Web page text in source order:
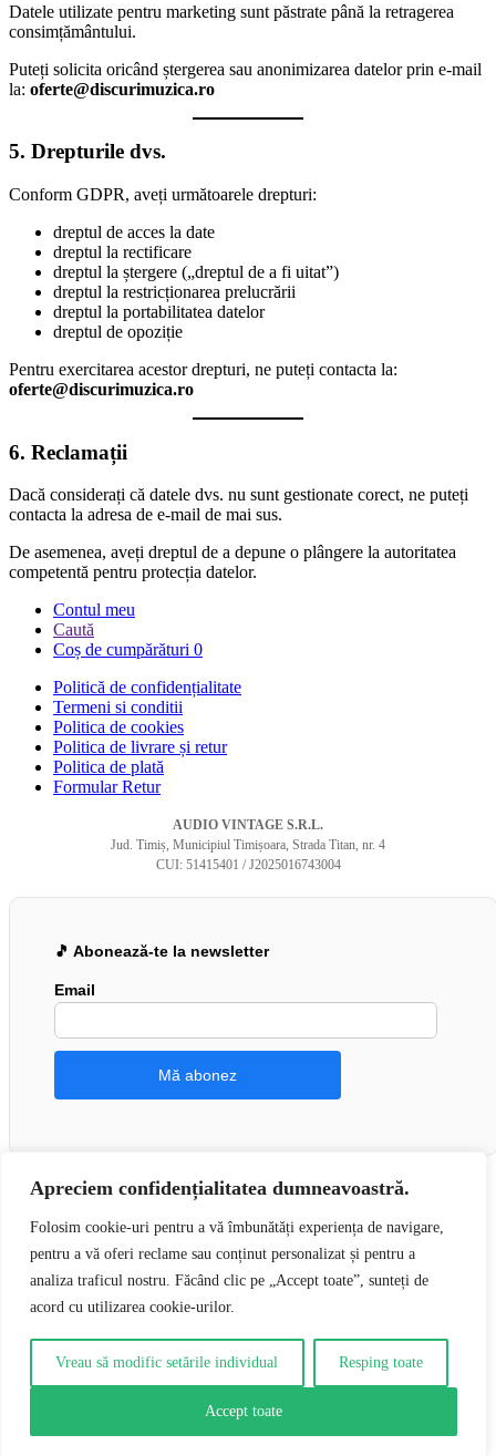
Apreciem confidențialitatea dumneavoastră.
Folosim cookie-uri pentru a vă îmbunătăți experiența de navigare,
pentru a vă oferi reclame sau conținut personalizat și pentru a
analiza traficul nostru. Făcând clic pe „Accept toate”, sunteți de
acord cu utilizarea cookie-urilor.
Vreau să modific setările individual Resping toate
Accept toate
Datele utilizate pentru marketing sunt păstrate până la retragerea
consimțământului.
Puteți solicita oricând ștergerea sau anonimizarea datelor prin e-mail
la: oferte@discurimuzica.ro
5. Drepturile dvs.
Conform GDPR, aveți următoarele drepturi:
dreptul de acces la date
dreptul la rectificare
dreptul la ștergere („dreptul de a fi uitat”)
dreptul la restricționarea prelucrării
dreptul la portabilitatea datelor
dreptul de opoziție
Pentru exercitarea acestor drepturi, ne puteți contacta la:
oferte@discurimuzica.ro
6. Reclamații
Dacă considerați că datele dvs. nu sunt gestionate corect, ne puteți
contacta la adresa de e-mail de mai sus.
De asemenea, aveți dreptul de a depune o plângere la autoritatea
competentă pentru protecția datelor.
Contul meu
Caută
Coș de cumpărături 0
Politică de confidențialitate
Termeni si conditii
Politica de cookies
Politica de livrare și retur
Politica de plată
Formular Retur
AUDIO VINTAGE S.R.L.
Jud. Timiș, Municipiul Timișoara, Strada Titan, nr. 4
CUI: 51415401 / J2025016743004
🎵 Abonează-te la newsletter
Email
Coșul tău
Coșul tău este gol
Întoarce-te la cumpărături